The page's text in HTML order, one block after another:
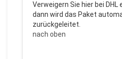
Verweigern Sie hier bei
dann wird das Paket
zurückgeleitet.
nach oben